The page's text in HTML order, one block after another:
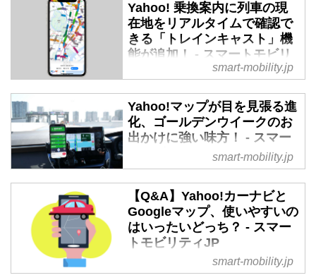
Yahoo! 乗換案内に列車の現
在地をリアルタイムで確認で
きる「トレインキャスト」機
能が追加！ - スマートモビリ
2023年8月31日、乗換検索アプリ
「Yahoo! 乗換案内」（iOS版）の
路線図が「公共交通マップ」とし
てリニューアルした。最大の特徴
は、地図デザインの視認性が向上
し、全国で運行する約700路線の
動きを列車のアイコンで地図上か
らリアルタイムで確認できる「ト
レインキャスト」機能が追加され
たことである。
smart-mobility.jp
Yahoo!マップが目を見張る進
化、ゴールデンウイークのお
出かけに強い味方！ - スマー
トモビリティJP
が、出掛けた先で活用してもらい
たいのがナビアプリだ。普段はマ
イカーでカーナビを使っている人
も、旅先となればレンタカーやタ
クシーなどを利用することになる
はず。そんな時にナビアプリを上
smart-mobility.jp
【Q&A】Yahoo!カーナビと
Googleマップ、使いやすいの
はいったいどっち？ - スマー
トモビリティJP
ナビアプリの中で不動の人気を誇
smart-mobility.jp